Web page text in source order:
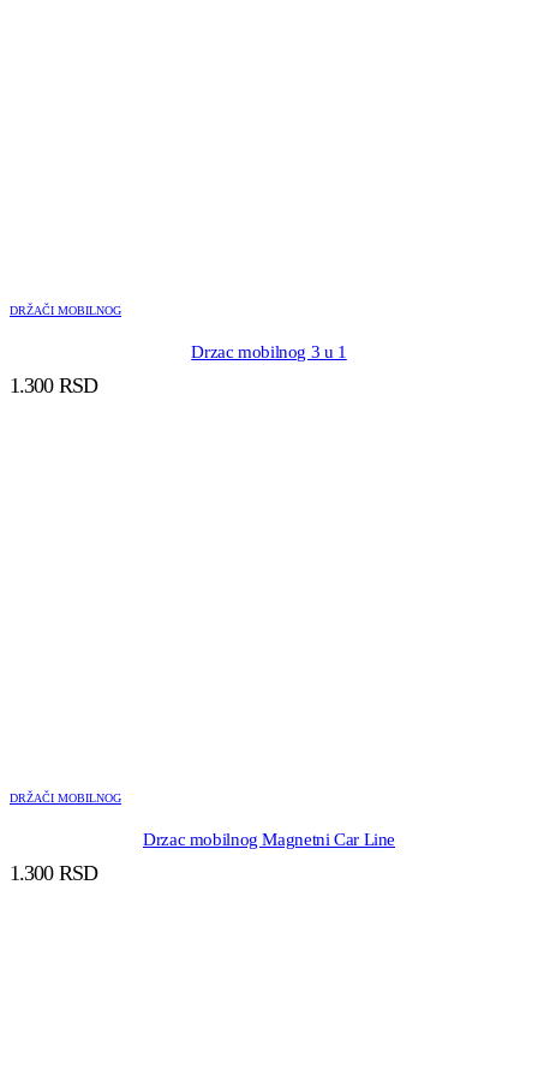
DRŽAČI MOBILNOG
Drzac mobilnog 3 u 1
1.300 RSD
DRŽAČI MOBILNOG
Drzac mobilnog Magnetni Car Line
1.300 RSD